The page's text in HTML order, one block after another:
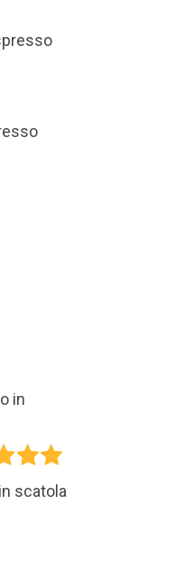
scatola